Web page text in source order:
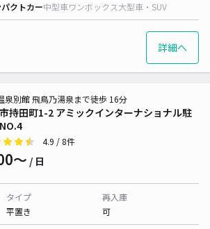
パクトカー中型車ワンボックス大型車・SUV
詳細へ
持田町1-2 アミックインターナショナル駐
泉別館 飛鳥乃湯泉まで徒歩 16分
4.9 / 8件
〜 / 日
タイプ
平置き
再入庫
可